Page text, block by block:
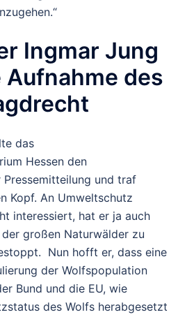
Ingmar Jung
des
das
Hessen den
und traf
Kopf. An Umweltschutz
interessiert, hat er ja auch
großen Naturwälder zu
Nun hofft er, dass eine
der Wolfspopulation
Bund und die EU, wie
des Wolfs herabgesetzt